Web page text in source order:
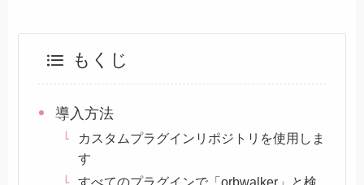
もくじ
導入方法
カスタムプラグインリポジトリを使用しま
す
すべてのプラグインで「orbwalker」と検